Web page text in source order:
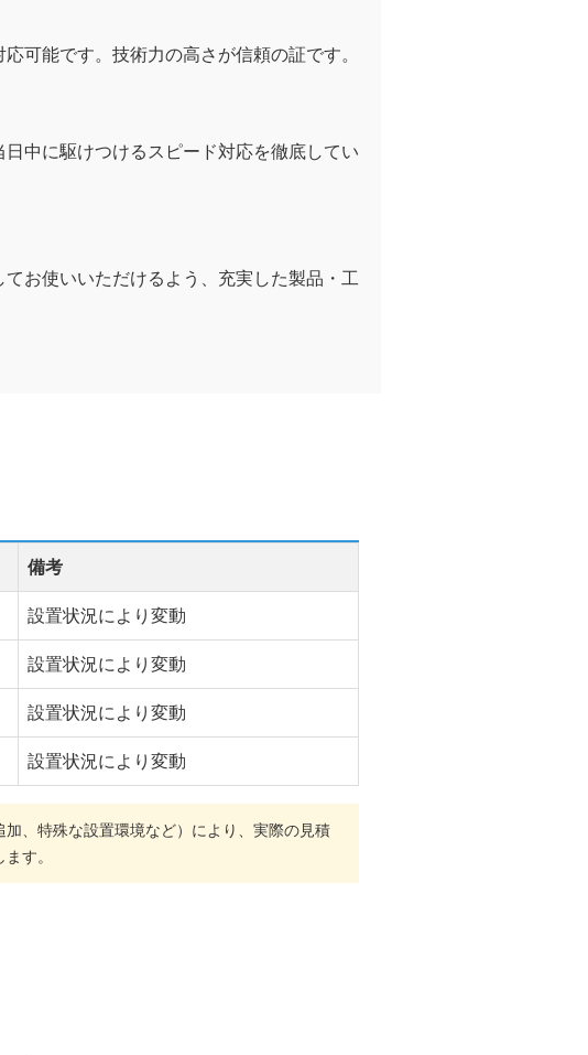
可能です。技術力の高さが信頼の証です。
中に駆けつけるスピード対応を徹底してい
お使いいただけるよう、充実した製品・工
備考
設置状況により変動
設置状況により変動
設置状況により変動
設置状況により変動
、特殊な設置環境など）により、実際の見積
す。